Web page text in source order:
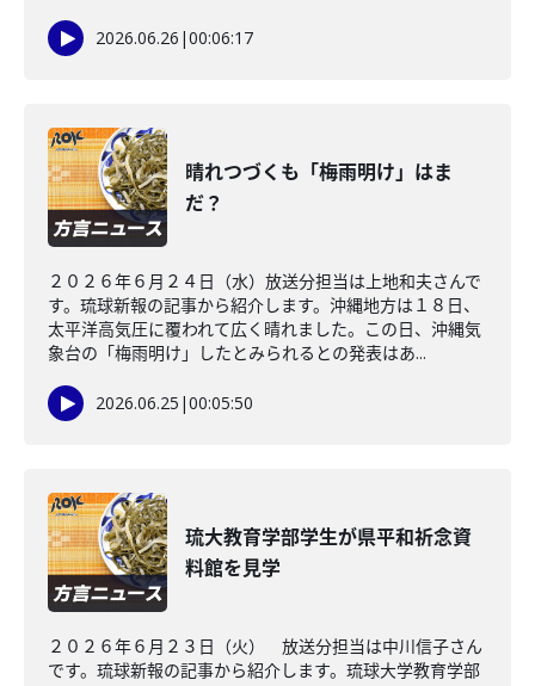
2026.06.26 |00:06:17
晴れつづくも「梅雨明け」はま
だ？
２０２６年６月２４日（水）放送分担当は上地和夫さんで
す。琉球新報の記事から紹介します。沖縄地方は１８日、
太平洋高気圧に覆われて広く晴れました。この日、沖縄気
象台の「梅雨明け」したとみられるとの発表はあ...
2026.06.25 |00:05:50
琉大教育学部学生が県平和祈念資
料館を見学
２０２６年６月２３日（火） 放送分担当は中川信子さん
です。琉球新報の記事から紹介します。琉球大学教育学部